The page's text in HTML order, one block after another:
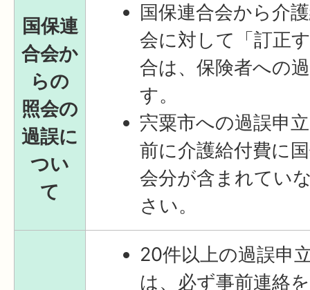
国保連
合会か
らの
照会の
過誤に
つい
て
国保連合会から介
会に対して「訂正
合は、保険者への
す。
宍粟市への過誤申
前に介護給付費に
会分が含まれてい
さい。
20件以上の過誤申
は、必ず事前連絡